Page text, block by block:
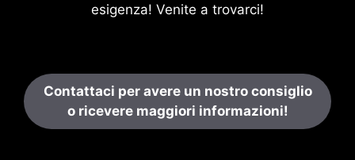
esigenza! Venite a trovarci!
Contattaci per avere un nostro consiglio
o ricevere maggiori informazioni!